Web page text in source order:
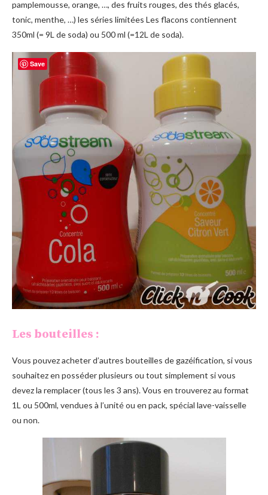
pamplemousse, orange, …, des fruits rouges, des thés glacés,
tonic, menthe, …) les séries limitées Les flacons contiennent
350ml (= 9L de soda) ou 500 ml (=12L de soda).
Les bouteilles :
Vous pouvez acheter d’autres bouteilles de gazéification, si vous
souhaitez en posséder plusieurs ou tout simplement si vous
devez la remplacer (tous les 3 ans). Vous en trouverez au format
1L ou 500ml, vendues à l’unité ou en pack, spécial lave-vaisselle
ou non.
Save